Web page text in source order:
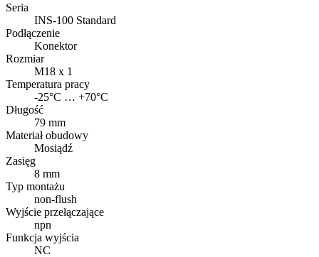
Seria
INS-100 Standard
Podłączenie
Konektor
Rozmiar
M18 x 1
Temperatura pracy
-25°C … +70°C
Długość
79 mm
Materiał obudowy
Mosiądź
Zasięg
8 mm
Typ montażu
non-flush
Wyjście przełączające
npn
Funkcja wyjścia
NC